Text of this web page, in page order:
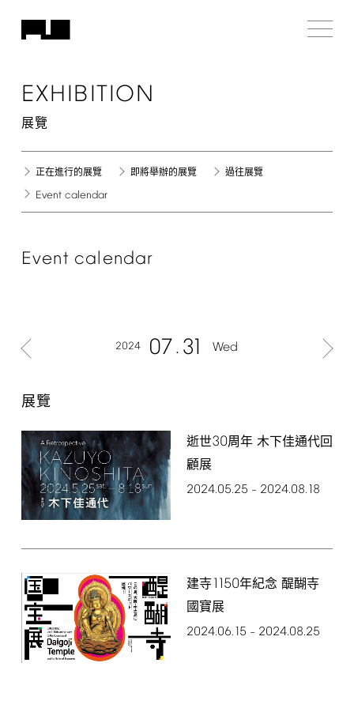
EXHIBITION
展覽
正在進行的展覽 即將舉辦的展覽 過往展覽
Event calendar
Event calendar
2024 07 31 Wed
展覽
逝世30周年 木下佳通代回
顧展
2024.05.25 – 2024.08.18
建寺1150年紀念 醍醐寺
國寶展
2024.06.15 – 2024.08.25